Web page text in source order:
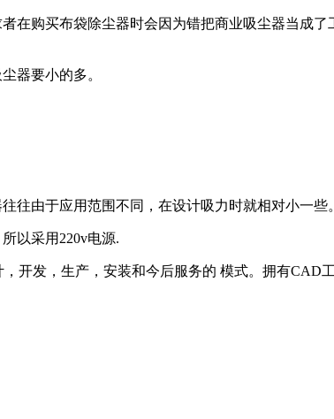
在购买布袋除尘器时会因为错把商业吸尘器当成
器要小的多。
往由于应用范围不同，在设计吸力时就相对小一些
以采用220v电源.
开发，生产，安装和今后服务的 模式。拥有CAD